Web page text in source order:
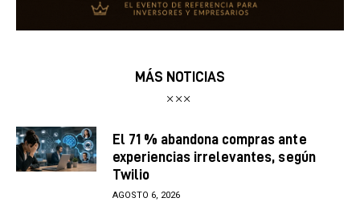
MÁS NOTICIAS
El 71 % abandona compras ante
experiencias irrelevantes, según
Twilio
AGOSTO 6, 2026